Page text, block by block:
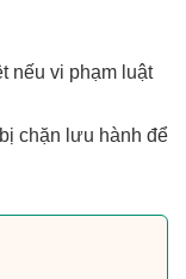
nếu vi phạm luật
chặn lưu hành để